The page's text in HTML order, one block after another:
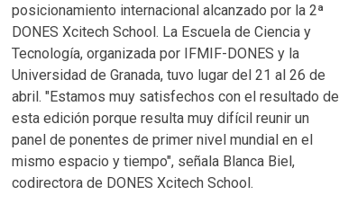
posicionamiento internacional alcanzado por la 2ª
DONES Xcitech School. La Escuela de Ciencia y
Tecnología, organizada por IFMIF-DONES y la
Universidad de Granada, tuvo lugar del 21 al 26 de
abril. "Estamos muy satisfechos con el resultado de
esta edición porque resulta muy difícil reunir un
panel de ponentes de primer nivel mundial en el
mismo espacio y tiempo", señala Blanca Biel,
codirectora de DONES Xcitech School.